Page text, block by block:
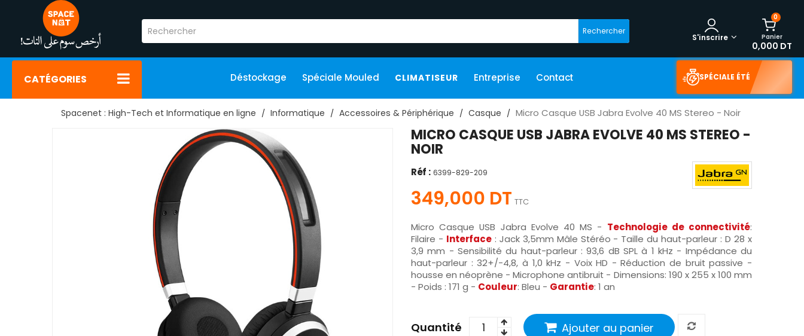
Rechercher
0
Panier
0,000 DT
S'inscrire
CATÉGORIES Déstockage Spéciale Mouled CLIMATISEUR Entreprise Contact SPÉCIALE ÉTÉ
Spacenet : High-Tech et Informatique en ligne Informatique Accessoires & Périphérique Casque Micro Casque USB Jabra Evolve 40 MS Stereo - Noir
MICRO CASQUE USB JABRA EVOLVE 40 MS STEREO -
NOIR
Réf : 6399-829-209
349,000 DT TTC
Micro Casque USB Jabra Evolve 40 MS - Technologie de connectivité:
Filaire - Interface : Jack 3,5mm Mâle Stéréo - Taille du haut-parleur : D 28 x
3,9 mm - Sensibilité du haut-parleur : 93,6 dB SPL à 1 kHz - Impédance du
haut-parleur : 32+/-4,8, à 1,0 kHz - Voix HD - Réduction de bruit passive -
housse en néoprène - Microphone antibruit - Dimensions: 190 x 255 x 100 mm
- Poids : 171 g - Couleur: Bleu - Garantie: 1 an
Quantité Ajouter au panier